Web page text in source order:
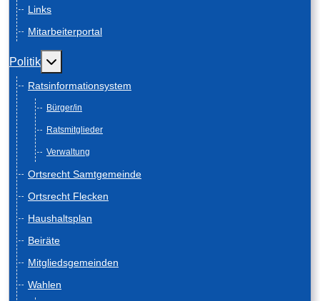
Links
Mitarbeiterportal
Politik Weitere Informationen: Politik
Ratsinformationsystem
Bürger/in
Ratsmitglieder
Verwaltung
Ortsrecht Samtgemeinde
Ortsrecht Flecken
Haushaltsplan
Beiräte
Mitgliedsgemeinden
Wahlen